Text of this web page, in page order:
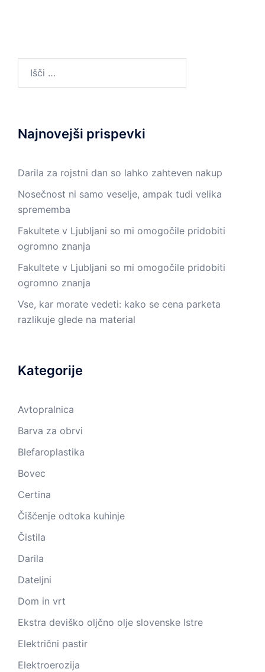
Najnovejši prispevki
Darila za rojstni dan so lahko zahteven nakup
Nosečnost ni samo veselje, ampak tudi velika
sprememba
Fakultete v Ljubljani so mi omogočile pridobiti
ogromno znanja
Fakultete v Ljubljani so mi omogočile pridobiti
ogromno znanja
Vse, kar morate vedeti: kako se cena parketa
razlikuje glede na material
Kategorije
Avtopralnica
Barva za obrvi
Blefaroplastika
Bovec
Certina
Čiščenje odtoka kuhinje
Čistila
Darila
Dateljni
Dom in vrt
Ekstra deviško oljčno olje slovenske Istre
Električni pastir
Elektroerozija